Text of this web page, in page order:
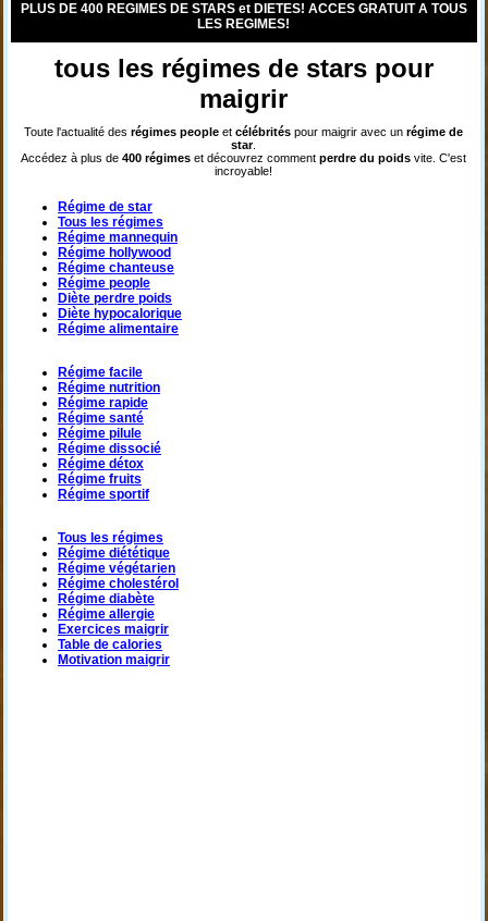
PLUS DE 400 REGIMES DE STARS et DIETES! ACCES GRATUIT A TOUS
LES REGIMES!
tous les régimes de stars pour
maigrir
Toute l'actualité desrégimespeopleetcélébrités pour maigrir avec unrégime de
star.
Accédez à plus de400 régimeset découvrez commentperdre du poidsvite. C'est
incroyable!
Régime de star
Tous les régimes
Régime mannequin
Régime hollywood
Régime chanteuse
Régime people
Diète perdre poids
Diète hypocalorique
Régime alimentaire
Régime facile
Régime nutrition
Régime rapide
Régime santé
Régime pilule
Régime dissocié
Régime détox
Régime fruits
Régime sportif
Tous les régimes
Régime diététique
Régime végétarien
Régime cholestérol
Régime diabète
Régime allergie
Exercices maigrir
Table de calories
Motivation maigrir